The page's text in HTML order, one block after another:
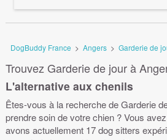
DogBuddy France > Angers > Garderie de
Trouvez Garderie de jour à
L'alternative aux chenils
Êtes-vous à la recherche de Garderie
prendre soin de votre chien ? Vous
avons actuellement 17 dog sitters